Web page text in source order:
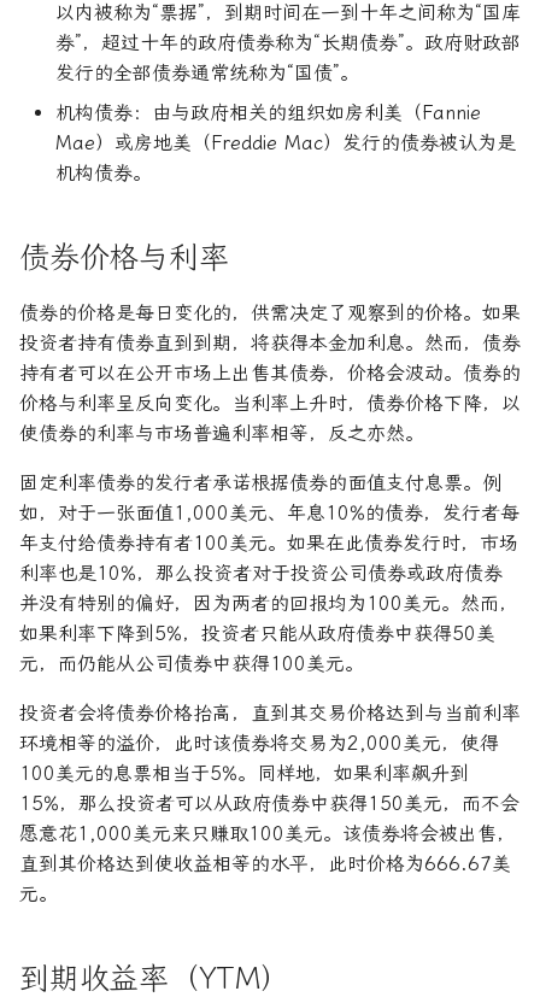
以内被称为“票据”，到期时间在一到十年之间称为“国库
券”，超过十年的政府债券称为“长期债券”。政府财政部
发行的全部债券通常统称为“国债”。
机构债券：由与政府相关的组织如房利美（Fannie
Mae）或房地美（Freddie Mac）发行的债券被认为是
机构债券。
债券价格与利率
债券的价格是每日变化的，供需决定了观察到的价格。如果
投资者持有债券直到到期，将获得本金加利息。然而，债券
持有者可以在公开市场上出售其债券，价格会波动。债券的
价格与利率呈反向变化。当利率上升时，债券价格下降，以
使债券的利率与市场普遍利率相等，反之亦然。
固定利率债券的发行者承诺根据债券的面值支付息票。例
如，对于一张面值1,000美元、年息10%的债券，发行者每
年支付给债券持有者100美元。如果在此债券发行时，市场
利率也是10%，那么投资者对于投资公司债券或政府债券
并没有特别的偏好，因为两者的回报均为100美元。然而，
如果利率下降到5%，投资者只能从政府债券中获得50美
元，而仍能从公司债券中获得100美元。
投资者会将债券价格抬高，直到其交易价格达到与当前利率
环境相等的溢价，此时该债券将交易为2,000美元，使得
100美元的息票相当于5%。同样地，如果利率飙升到
15%，那么投资者可以从政府债券中获得150美元，而不会
愿意花1,000美元来只赚取100美元。该债券将会被出售，
直到其价格达到使收益相等的水平，此时价格为666.67美
元。
到期收益率（YTM）